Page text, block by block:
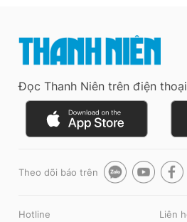
Đọc Thanh Niên trên điện thoại
Theo dõi báo trên
Hotline Liên